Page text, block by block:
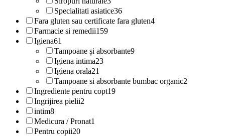
Specialitati asiatice36
Fara gluten sau certificate fara gluten4
Farmacie si remedii159
Igiena61
Tampoane și absorbante9
Igiena intima23
Igiena orala21
Tampoane si absorbante bumbac organic2
Ingrediente pentru copt19
Ingrijirea pielii2
intim8
Medicura / Pronat1
Pentru copii20